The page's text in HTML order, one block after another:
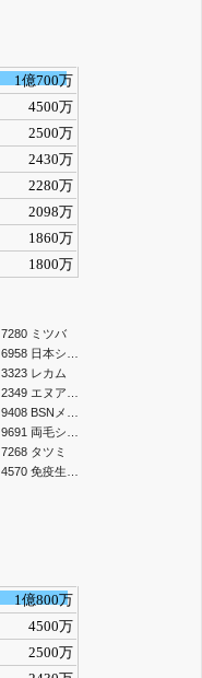
1億700万
4500万
2500万
2430万
2280万
2098万
1860万
1800万
7280 ミツバ
6958 日本シ…
3323 レカム
2349 エヌア…
9408 BSNメ…
9691 両毛シ…
7268 タツミ
4570 免疫生…
1億800万
4500万
2500万